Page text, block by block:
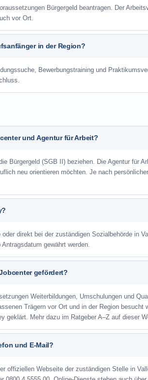
Bürgergeld beantragen. Der
vor Ort.
in der Region?
Bewerbungstraining und
und Agentur für Arbeit?
Bürgergeld (SGB II) beziehen. Die Agentur für
neu orientieren möchten. Je nach
direkt bei der zuständigen Sozialbehörde in
gewährt werden.
gefördert?
Weiterbildungen, Umschulungen und
Trägern vor Ort und in der Region
geklärt. Mehr dazu im Ratgeber A–Z auf dieser
und E-Mail?
offiziellen Webseite der zuständigen Stelle in